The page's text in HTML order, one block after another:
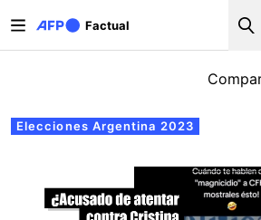
Factual
Solapas principales
Elecciones Argentina 2023